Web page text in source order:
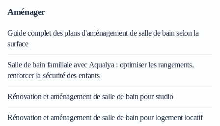
Aménager
Guide complet des plans d'aménagement de salle de bain selon la
surface
Salle de bain familiale avec Aqualya : optimiser les rangements,
renforcer la sécurité des enfants
Rénovation et aménagement de salle de bain pour studio
Rénovation et aménagement de salle de bain pour logement locatif